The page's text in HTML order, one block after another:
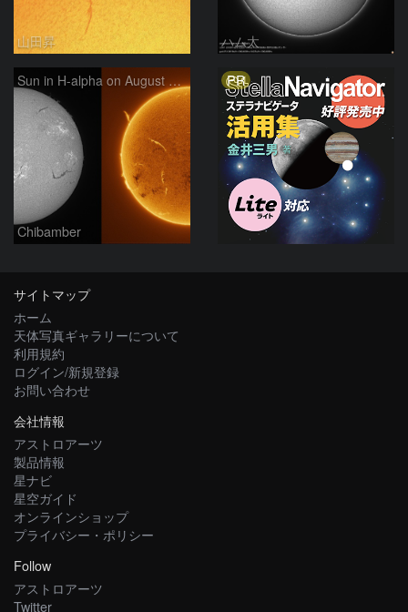
山田昇 ハム太
Sun in H-alpha on August 7, 2026
Chibamber
PR
サイトマップ
ホーム
天体写真ギャラリーについて
利用規約
ログイン/新規登録
お問い合わせ
会社情報
アストロアーツ
製品情報
星ナビ
星空ガイド
オンラインショップ
プライバシー・ポリシー
Follow
アストロアーツ
Twitter